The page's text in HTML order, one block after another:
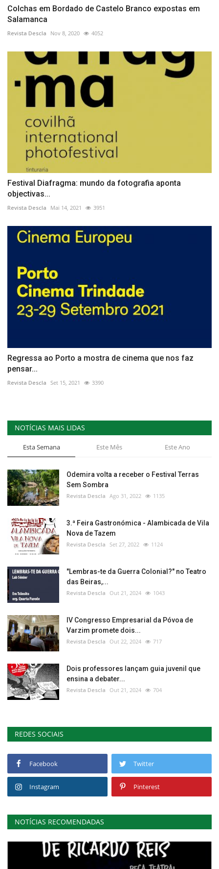
Colchas em Bordado de Castelo Branco expostas em
Salamanca
Revista Descla Nov 8, 2020 4052
Festival Diafragma: mundo da fotografia aponta
objectivas...
Revista Descla Mai 14, 2021 3951
Regressa ao Porto a mostra de cinema que nos faz
pensar...
Revista Descla Set 15, 2021 3390
NOTÍCIAS MAIS LIDAS
Esta Semana Este Mês Este Ano
Odemira volta a receber o Festival Terras
Sem Sombra
Revista Descla Ago 31, 2022 1135
3.ª Feira Gastronómica - Alambicada de Vila
Nova de Tazem
Revista Descla Set 27, 2022 1124
"Lembras-te da Guerra Colonial?" no Teatro
das Beiras,...
Revista Descla Out 21, 2024 1043
IV Congresso Empresarial da Póvoa de
Varzim promete dois...
Revista Descla Out 22, 2024 717
Dois professores lançam guia juvenil que
ensina a debater...
Revista Descla Out 21, 2024 704
REDES SOCIAIS
Facebook Twitter
Instagram Pinterest
NOTÍCIAS RECOMENDADAS